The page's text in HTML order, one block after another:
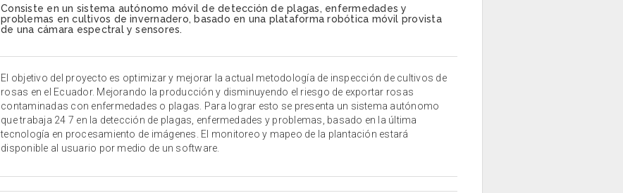
Consiste en un sistema autónomo móvil de detección de plagas, enfermedades y
problemas en cultivos de invernadero, basado en una plataforma robótica móvil provista
de una cámara espectral y sensores.
El objetivo del proyecto es optimizar y mejorar la actual metodología de inspección de cultivos de
rosas en el Ecuador. Mejorando la producción y disminuyendo el riesgo de exportar rosas
contaminadas con enfermedades o plagas. Para lograr esto se presenta un sistema autónomo
que trabaja 24 7 en la detección de plagas, enfermedades y problemas, basado en la última
tecnología en procesamiento de imágenes. El monitoreo y mapeo de la plantación estará
disponible al usuario por medio de un software.